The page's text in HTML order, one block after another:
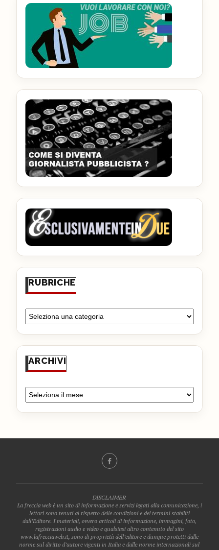
RUBRICHE
ARCHIVI
DISCLAIMER
La freccia web è un sito di informazione e servizi legati alla comunicazione, i
lettori sono tenuti al rispetto delle condizioni e dei termini stabiliti
dall’Editore. I materiali, ovvero articoli di informazione, immagini, foto,
registrazioni audio e video e qualsiasi altro contenuto del sito
www.lafrecciaweb.it, sono di proprietà dell’editore e dunque protetti dalle
norme sul diritto d’autore vigenti in Italia e dalle norme internazionali sul